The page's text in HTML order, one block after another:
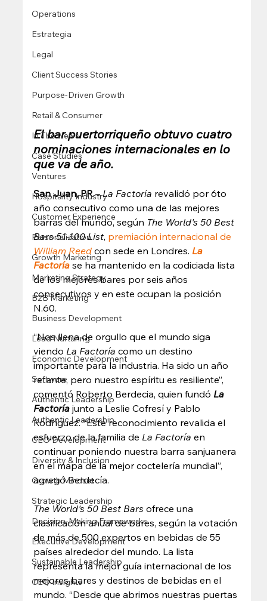
Operations
Estrategia
Legal
Client Success Stories
Purpose-Driven Growth
Retail & Consumer
In The News
Case Studies
Ventures
Hospitality Industry
Customer Experience
Personalization
Growth Marketing
Marketing Strategy
B2B Marketing
Business Development
Lead Nurturing
Economic Development
Software
Authentic Leadership
Authentic Leadership
CEO Development
Diversity & Inclusion
Growth Mindset
Strategic Leadership
Decision-Making Frameworks
Executive Development
Sustainable Leadership
CEO Insights
El bar puertorriqueño obtuvo cuatro
nominaciones internacionales en lo
que va de año.
San Juan, PR – La Factoría revalidó por 6to
año consecutivo como una de las mejores
barras del mundo, según The World's 50 Best
Bars 51-100 List, premiación internacional de
William Reed con sede en Londres. La
Factoría se ha mantenido en la codiciada lista
de los mejores bares por seis años
consecutivos y en este ocupan la posición
N.60.
“Nos llena de orgullo que el mundo siga
viendo La Factoría como un destino
importante para la industria. Ha sido un año
retante, pero nuestro espíritu es resiliente”,
comentó Roberto Berdecia, quien fundó La
Factoría junto a Leslie Cofresí y Pablo
Rodríguez. “Este reconocimiento revalida el
esfuerzo de la familia de La Factoría en
continuar poniendo nuestra barra sanjuanera
en el mapa de la mejor coctelería mundial”,
agregó Berdecía.
The World's 50 Best Bars ofrece una
clasificación anual de bares, según la votación
de más de 500 expertos en bebidas de 55
países alrededor del mundo. La lista
representa la mejor guía internacional de los
mejores bares y destinos de bebidas en el
mundo. “Desde que abrimos nuestras puertas